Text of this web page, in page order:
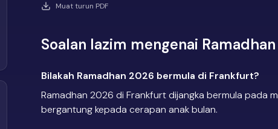
Muat turun PDF
Soalan lazim mengenai
Bilakah Ramadhan 2026 bermula di Frankfurt?
Ramadhan 2026 di Frankfurt dijangka bermula pada
bergantung kepada cerapan anak bulan.